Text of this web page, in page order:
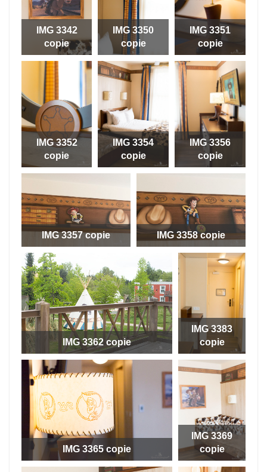
IMG 3342
copie
IMG 3350
copie
IMG 3351
copie
IMG 3352
copie
IMG 3354
copie
IMG 3356
copie
IMG 3357 copie IMG 3358 copie
IMG 3362 copie
IMG 3383
copie
IMG 3365 copie
IMG 3369
copie